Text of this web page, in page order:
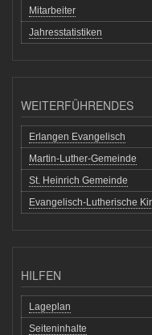
Mitarbeiter
Jahresstatistiken
WEITERFÜHRENDES
Erlangen Evangelisch
Martin-Luther-Gemeinde
St. Heinrich Gemeinde
Evangelisch-Lutherische
HILFEN
Lageplan
Seiteninhalte